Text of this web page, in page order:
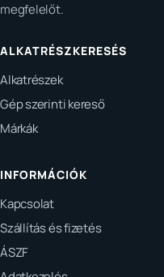
megfelelőt.
ALKATRÉSZKERESÉS
Alkatrészek
Gép szerinti kereső
Márkák
INFORMÁCIÓK
Kapcsolat
Szállítás és fizetés
ÁSZF